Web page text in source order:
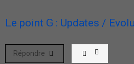
Le point G : Updates /
Répondre